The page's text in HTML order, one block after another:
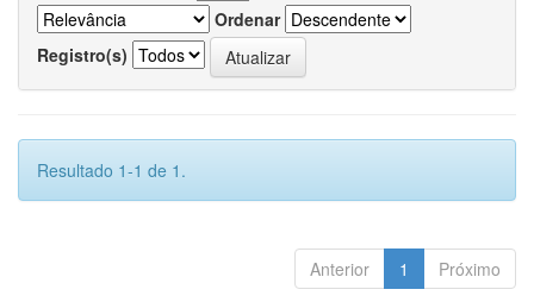
Ordenar
Registro(s)
Resultado 1-1 de 1.
Anterior 1 Próximo